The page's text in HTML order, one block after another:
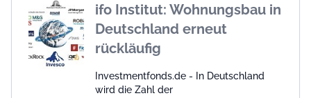
ifo Institut: Wohnungsbau in
Deutschland erneut
rückläufig
Investmentfonds.de - In Deutschland
wird die Zahl der